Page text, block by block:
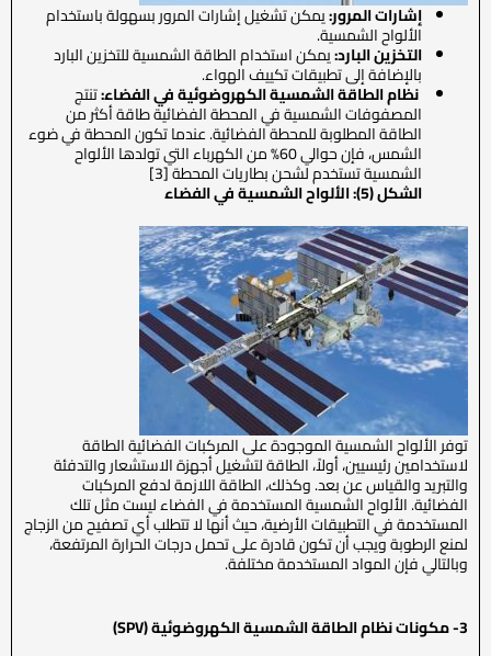
إشارات المرور:يمكن تشغيل إشارات المرور بسهولة باستخدام
الألواح الشمسية.
التخزين البارد:يمكن استخدام الطاقة الشمسية للتخزين البارد
بالإضافة إلى تطبيقات تكييف الهواء.
نظام الطاقة الشمسية الكهروضوئية في الفضاء:تنتج
المصفوفات الشمسية في المحطة الفضائية طاقة أكثر من
الطاقة المطلوبة للمحطة الفضائية. عندما تكون المحطة في ضوء
الشمس، فإن حوالي 60% من الكهرباء التي تولدها الألواح
الشمسية تستخدم لشحن بطاريات المحطة [3]
الشكل (5): الألواح الشمسية في الفضاء
توفر الألواح الشمسية الموجودة على المركبات الفضائية الطاقة
لاستخدامين رئيسيين، أولاً، الطاقة لتشغيل أجهزة الاستشعار والتدفئة
والتبريد والقياس عن بعد. وكذلك، الطاقة اللازمة لدفع المركبات
الفضائية. الألواح الشمسية المستخدمة في الفضاء ليست مثل تلك
المستخدمة في التطبيقات الأرضية، حيث أنها لا تتطلب أي تصفيح من الزجاج
لمنع الرطوبة ويجب أن تكون قادرة على تحمل درجات الحرارة المرتفعة،
وبالتالي فإن المواد المستخدمة مختلفة.
3- مكوناتنظام الطاقة الشمسية الكهروضوئية (SPV
)